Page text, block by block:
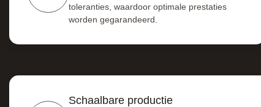
toleranties, waardoor optimale prestaties
worden gegarandeerd.
Schaalbare productie